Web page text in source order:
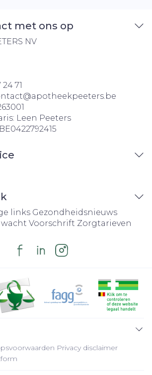
met ons op
NV
24 71
apotheekpeeters.be
Leen Peeters
BE0422792415
links Gezondheidsnieuws
Voorschrift Zorgtarieven
Privacy disclaimer